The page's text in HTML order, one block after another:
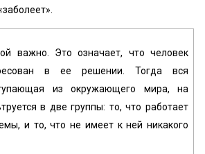
важно. Это означает, что человек
в ее решении. Тогда вся
из окружающего мира, на
в две группы: то, что работает
и то, что не имеет к ней никакого